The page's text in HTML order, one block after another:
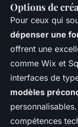
Options de
Pour ceux qui
dépenser une
offrent une
comme Wix et
interfaces de
modèles
compétences